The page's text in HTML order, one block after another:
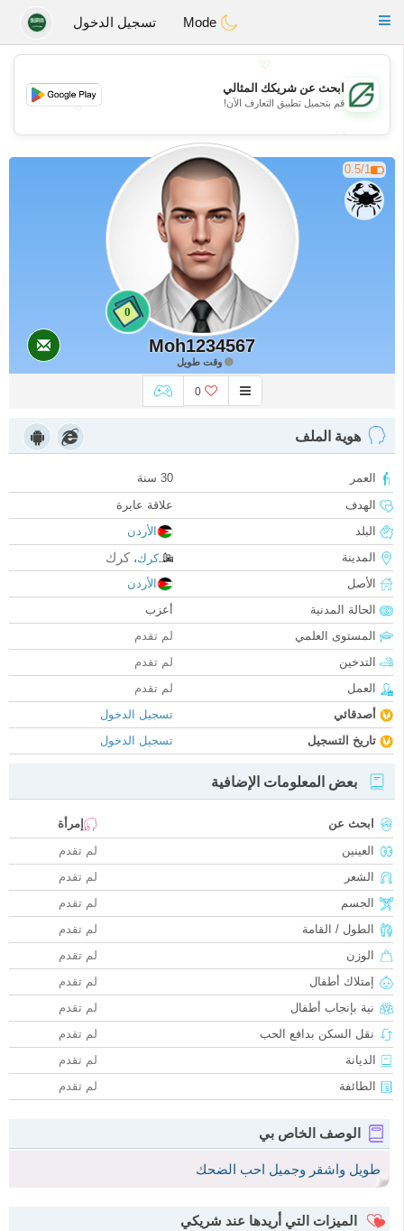
GulfDating
Toggle
تسجيل الدخول
💖
💕
💕
ابحث عن شريكك المثالي
قم بتحميل تطبيق التعارف الآن!
0.5/1
0
Moh1234567
وقت طويل
0
هوية الملف
العمر
30 سنة
الهدف
علاقة عابرة
البلد
الأردن
المدينة
كرك، كرك
الأصل
الأردن
الحالة المدنية
أعزب
المستوى العلمي
لم تقدم
التدخين
لم تقدم
العمل
لم تقدم
أصدقائي
تسجيل الدخول
تاريخ التسجيل
تسجيل الدخول
بعض المعلومات الإضافية
ابحث عن
إمرأة
العينين
لم تقدم
الشعر
لم تقدم
الجسم
لم تقدم
الطول / القامة
لم تقدم
الوزن
لم تقدم
إمتلاك أطفال
لم تقدم
نية بإنجاب أطفال
لم تقدم
نقل السكن بدافع الحب
لم تقدم
الديانة
لم تقدم
الطائفة
لم تقدم
الوصف الخاص بي
طويل واشقر وجميل احب الضحك
الميزات التي أريدها عند شريكي